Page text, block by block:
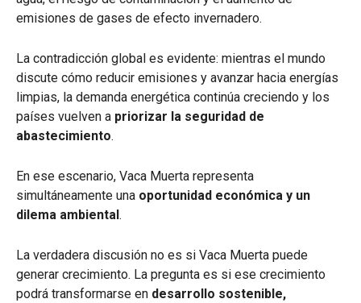
emisiones de gases de efecto invernadero.
La contradicción global es evidente: mientras el mundo
discute cómo reducir emisiones y avanzar hacia energías
limpias, la demanda energética continúa creciendo y los
países vuelven a priorizar la seguridad de
abastecimiento.
En ese escenario, Vaca Muerta representa
simultáneamente una oportunidad económica y un
dilema ambiental.
La verdadera discusión no es si Vaca Muerta puede
generar crecimiento. La pregunta es si ese crecimiento
podrá transformarse en desarrollo sostenible,